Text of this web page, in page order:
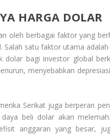
HARGA DOLAR
oleh berbagai faktor yang
satu faktor utama adalah
dolar bagi investor global
menyebabkan
Serikat juga berperan
beli dolar akan
anggaran yang besar,